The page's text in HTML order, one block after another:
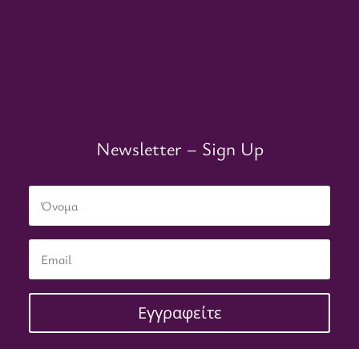
Newsletter – Sign Up
Εγγραφείτε